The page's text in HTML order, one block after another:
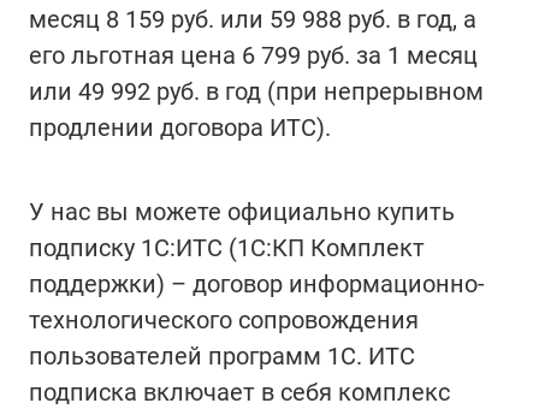
месяц 8 159 руб. или 59 988 руб. в год, а
его льготная цена 6 799 руб. за 1 месяц
или 49 992 руб. в год (при непрерывном
продлении договора ИТС).
У нас вы можете официально купить
подписку 1С:ИТС (1С:КП Комплект
поддержки) – договор информационно-
технологического сопровождения
пользователей программ 1С. ИТС
подписка включает в себя комплекс